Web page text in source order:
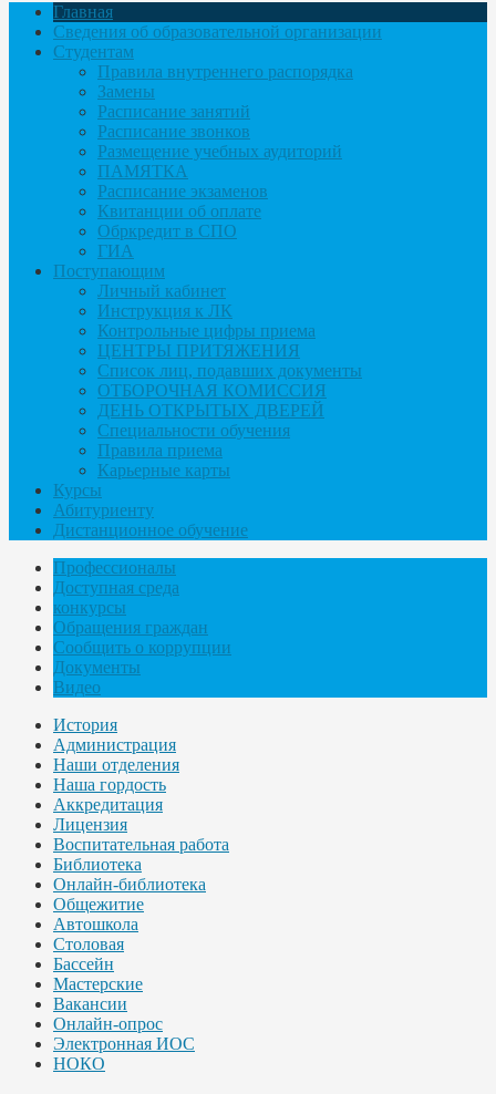
Главная
Сведения об образовательной организации
Студентам
Правила внутреннего распорядка
Замены
Расписание занятий
Расписание звонков
Размещение учебных аудиторий
ПАМЯТКА
Расписание экзаменов
Квитанции об оплате
Обркредит в СПО
ГИА
Поступающим
Личный кабинет
Инструкция к ЛК
Контрольные цифры приема
ЦЕНТРЫ ПРИТЯЖЕНИЯ
Список лиц, подавших документы
ОТБОРОЧНАЯ КОМИССИЯ
ДЕНЬ ОТКРЫТЫХ ДВЕРЕЙ
Специальности обучения
Правила приема
Карьерные карты
Курсы
Абитуриенту
Дистанционное обучение
Профессионалы
Доступная среда
конкурсы
Обращения граждан
Сообщить о коррупции
Документы
Видео
История
Администрация
Наши отделения
Наша гордость
Аккредитация
Лицензия
Воспитательная работа
Библиотека
Онлайн-библиотека
Общежитие
Автошкола
Столовая
Бассейн
Мастерские
Вакансии
Онлайн-опрос
Электронная ИОС
НОКО